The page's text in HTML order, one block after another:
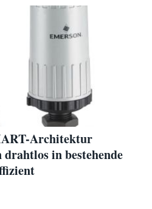
Architektur
in bestehende